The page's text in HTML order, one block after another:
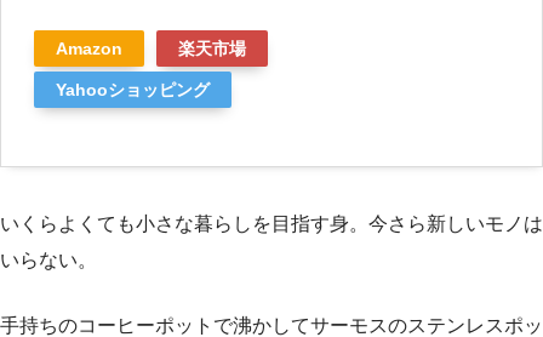
Amazon 楽天市場
Yahooショッピング
いくらよくても小さな暮らしを目指す身。今さら新しいモノは
いらない。
手持ちのコーヒーポットで沸かしてサーモスのステンレスポッ